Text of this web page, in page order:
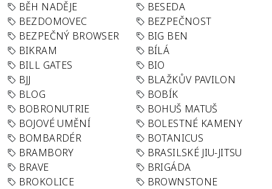
BĚH NADĚJE
BESEDA
BEZDOMOVEC
BEZPEČNOST
BEZPEČNÝ BROWSER
BIG BEN
BIKRAM
BÍLÁ
BILL GATES
BIO
BJJ
BLAŽKŮV PAVILON
BLOG
BOBÍK
BOBRONUTRIE
BOHUŠ MATUŠ
BOJOVÉ UMĚNÍ
BOLESTNÉ KAMENY
BOMBARDÉR
BOTANICUS
BRAMBORY
BRASILSKÉ JIU-JITSU
BRAVE
BRIGÁDA
BROKOLICE
BROWNSTONE